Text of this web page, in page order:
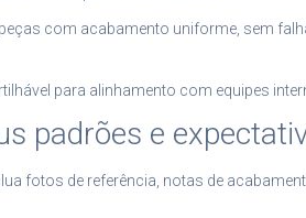
com acabamento uniforme, sem
para alinhamento com equipes
padrões e
fotos de referência, notas de